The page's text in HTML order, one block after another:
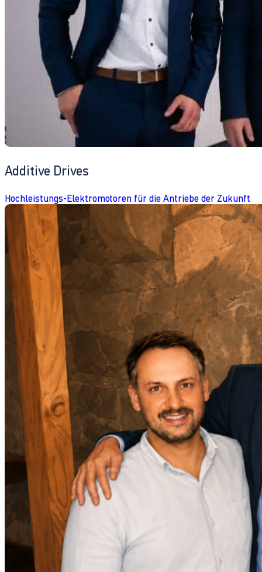
Additive Drives
Hochleistungs-Elektromotoren für die Antriebe der Zukunft